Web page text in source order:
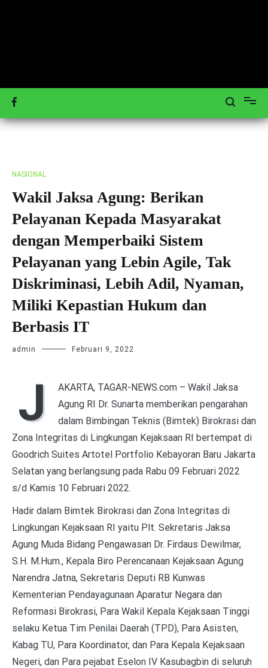
Tagar-News.com
Mengulas Peristiwa Teraktual
NASIONAL
Wakil Jaksa Agung: Berikan
Pelayanan Kepada Masyarakat
dengan Memperbaiki Sistem
Pelayanan yang Lebin Agile, Tak
Diskriminasi, Lebih Adil, Nyaman,
Miliki Kepastian Hukum dan
Berbasis IT
admin Februari 9, 2022
J
AKARTA, TAGAR-NEWS.com – Wakil Jaksa
Agung RI Dr. Sunarta memberikan pengarahan
dalam Bimbingan Teknis (Bimtek) Birokrasi dan
Zona Integritas di Lingkungan Kejaksaan RI bertempat di
Goodrich Suites Artotel Portfolio Kebayoran Baru Jakarta
Selatan yang berlangsung pada Rabu 09 Februari 2022
s/d Kamis 10 Februari 2022.
Hadir dalam Bimtek Birokrasi dan Zona Integritas di
Lingkungan Kejaksaan RI yaitu Plt. Sekretaris Jaksa
Agung Muda Bidang Pengawasan Dr. Firdaus Dewilmar,
S.H. M.Hum., Kepala Biro Perencanaan Kejaksaan Agung
Narendra Jatna, Sekretaris Deputi RB Kunwas
Kementerian Pendayagunaan Aparatur Negara dan
Reformasi Birokrasi, Para Wakil Kepala Kejaksaan Tinggi
selaku Ketua Tim Penilai Daerah (TPD), Para Asisten,
Kabag TU, Para Koordinator, dan Para Kepala Kejaksaan
Negeri, dan Para pejabat Eselon IV Kasubagbin di seluruh